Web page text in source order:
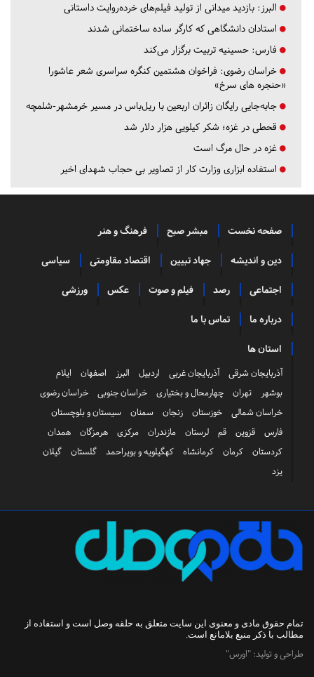
البرز: بازدید میدانی از تولید فیلم‌های خرده‌روایت داستانی
استادان دانشگاهی که کارگر ساده ساختمانی شدند
فارس: حسینیه تربیت برگزار می‌کند
خراسان رضوی: فراخوان هشتمین کنگره سراسری شعر عاشورا
«حنجره های سرخ»
جابه‌جایی رایگان زائران اربعین با ریل‌باس در مسیر خرمشهر-شلمچه
قحطی در غزه؛ شکر کیلویی هزار دلار شد
غزه در حال مرگ است
استفاده ابزاری وزارت کار از تصاویر بی حجاب شهدای اخیر
صفحه نخست مبشر صبح فرهنگ و هنر
دین و اندیشه جهاد تبیین اقتصاد مقاومتی سیاسی
اجتماعی رصد فیلم و صوت عکس ورزشی
درباره ما تماس با ما
استان ها
آذربایجان شرقی آذربایجان غربی اردبیل البرز اصفهان
ایلام
بوشهر
تهران چهارمحال و بختیاری خراسان جنوبی
خراسان رضوی
خراسان شمالی
خوزستان زنجان سمنان
سیستان و بلوچستان
فارس
قزوین قم لرستان مازندران مرکزی هرمزگان
همدان
کردستان
کرمان کرمانشاه کهگیلویه و بویراحمد گلستان
گیلان
یزد
تمام حقوق مادی و معنوی این سایت متعلق به حلقه وصل است و استفاده از
مطالب با ذکر منبع بلامانع است.
طراحی و تولید: "اورس"